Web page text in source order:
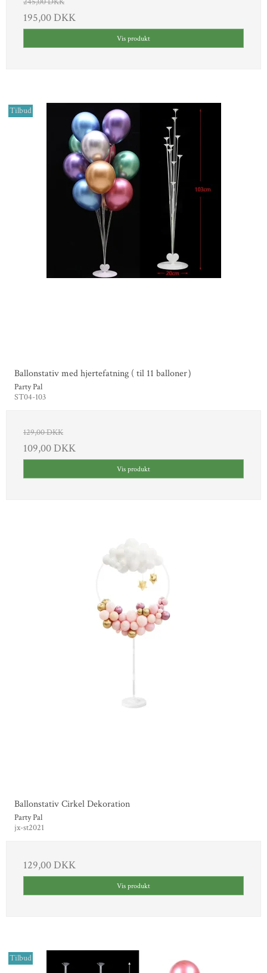
195,00 DKK
Vis produkt
Tilbud
Ballonstativ med hjertefatning ( til 11 balloner）
Party Pal
ST04-103
129,00 DKK
109,00 DKK
Vis produkt
Ballonstativ Cirkel Dekoration
Party Pal
jx-st2021
129,00 DKK
Vis produkt
Tilbud